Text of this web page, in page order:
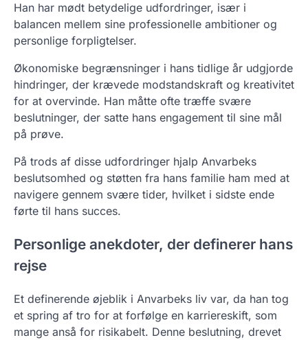
Han har mødt betydelige udfordringer, især i
balancen mellem sine professionelle ambitioner og
personlige forpligtelser.
Økonomiske begrænsninger i hans tidlige år udgjorde
hindringer, der krævede modstandskraft og kreativitet
for at overvinde. Han måtte ofte træffe svære
beslutninger, der satte hans engagement til sine mål
på prøve.
På trods af disse udfordringer hjalp Anvarbeks
beslutsomhed og støtten fra hans familie ham med at
navigere gennem svære tider, hvilket i sidste ende
førte til hans succes.
Personlige anekdoter, der definerer hans
rejse
Et definerende øjeblik i Anvarbeks liv var, da han tog
et spring af tro for at forfølge en karriereskift, som
mange anså for risikabelt. Denne beslutning, drevet